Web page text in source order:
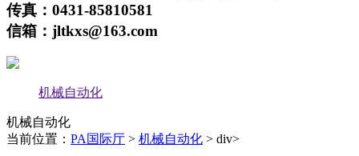
传真：0431-85810581
信箱：jltkxs@163.com
机械自动化
机械自动化
当前位置： PA国际厅 > 机械自动化 > div>